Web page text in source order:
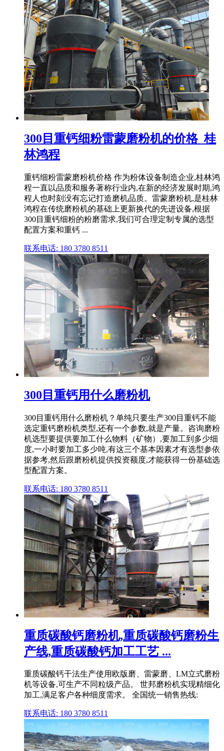
300目重钙细粉雷蒙磨粉机的价格_桂
林鸿程
重钙细粉雷蒙磨粉机价格 作为粉体设备制造企业,桂林鸿
程一直以品质和服务著称行业内,在新的经济发展时期,鸿
程人也时刻没有忘记打造磨机品质。雷蒙磨粉机,是桂林
鸿程在传统磨粉机的基础上更新换代的先进设备,根据
300目重钙细粉的粉磨需求,我们可合理定制专属的选型
配置方案和重钙 ...
联系电话: 180 3780 8511
300目重钙用什么磨粉机
300目重钙用什么磨粉机？单纯只要生产300目重钙不能
选定重钙磨粉机类型,还有一个参数,就是产量。咨询磨粉
机选型要提供要加工什么物料（矿物）,要加工到多少细
度,一小时要加工多少吨,有这三个基本因素才有选型参依
据参考,然后跟磨粉机提供投资额度,才能获得一份基础选
型配置方案。
联系电话: 180 3780 8511
重质碳酸钙磨粉机,重质碳酸钙磨粉生
产线,重质碳酸钙加工工艺 ...
重质碳酸钙干法生产使用欧版磨、雷蒙磨、LM立式磨粉
机等设备,可生产不同粒级产品。 世邦磨粉机实现精细化
加工,满足客户各种细度需求。 全国统一销售热线:
联系电话: 180 3780 8511